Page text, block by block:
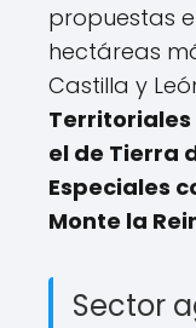
propuestas
hectáreas
Castilla y
Territoriales
el de Tierra
Especiales
Monte la
Sector